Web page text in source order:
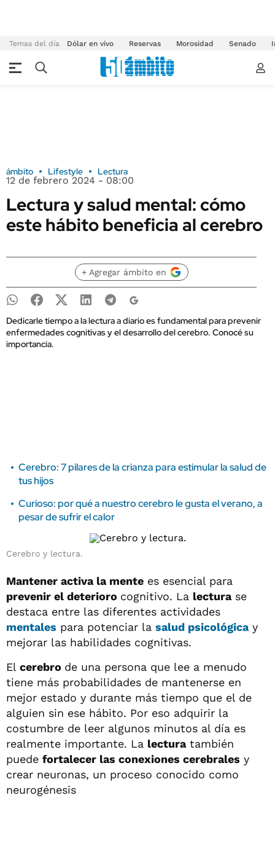
Temas del día Dólar en vivo Reservas Morosidad Senado
ámbito Lifestyle Lectura
12 de febrero 2024 - 08:00
Lectura y salud mental: cómo
este hábito beneficia al cerebro
+ Agregar ámbito en
Dedicarle tiempo a la lectura a diario es fundamental para prevenir
enfermedades cognitivas y el desarrollo del cerebro. Conocé su
importancia.
Cerebro: 7 pilares de la crianza para estimular la salud de
tus hijos
Curioso: por qué a nuestro cerebro le gusta el verano, a
pesar de sufrir el calor
Cerebro y lectura.
Mantener activa la mente es esencial para
prevenir el deterioro cognitivo. La lecturase
destaca entre las diferentes actividades
mentales para potenciar la salud psicológicay
mejorar las habilidades cognitivas.
El cerebro de una persona que lee a menudo
tiene más probabilidades de mantenerse en
mejor estado y durante más tiempo que el de
alguien sin ese hábito. Por eso adquirir la
costumbre de leer algunos minutos al día es
realmente importante. La lecturatambién
puede fortalecer las conexiones cerebrales y
crear neuronas, un proceso conocido como
neurogénesis